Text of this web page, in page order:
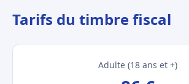
Tarifs du timbre fiscal
Adulte (18 ans et +)